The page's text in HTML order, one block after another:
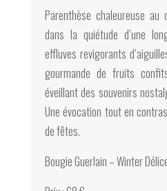
Parenthèse chaleureuse au
dans la quiétude d’une
effluves revigorants
gourmande de fruits
éveillant des souvenirs
Une évocation tout en
de fêtes.
Bougie Guerlain – Winter